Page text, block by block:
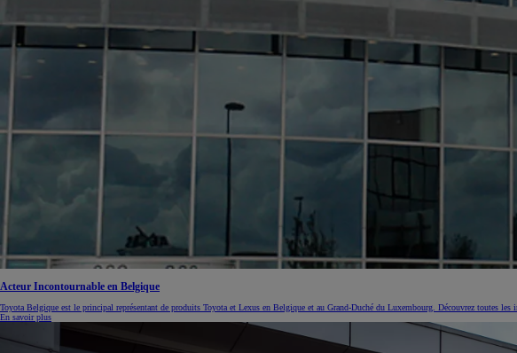
Acteur Incontournable en Belgique
Toyota Belgique est le principal représentant de produits Toyota et Lexus en Belgique et au Grand-Duché du Luxembourg. Découvrez toutes les
En savoir plus